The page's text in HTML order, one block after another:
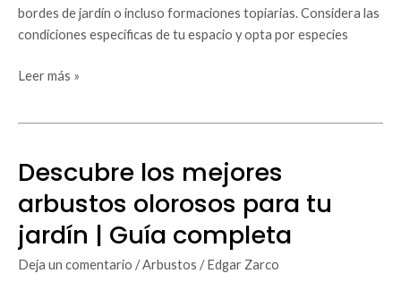
bordes de jardín o incluso formaciones topiarias. Considera las
condiciones específicas de tu espacio y opta por especies
Leer más »
Descubre los mejores
arbustos olorosos para tu
jardín | Guía completa
Deja un comentario /Arbustos /Edgar Zarco
Descubre
mejores
arbustos
olorosos
para